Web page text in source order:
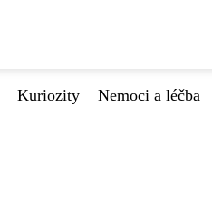
Kuriozity Nemoci a léčba